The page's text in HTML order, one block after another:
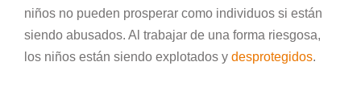
niños no pueden prosperar como individuos si están
siendo abusados. Al trabajar de una forma riesgosa,
los niños están siendo explotados y desprotegidos.